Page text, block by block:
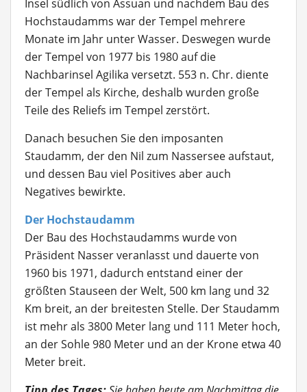
Insel südlich von Assuan und nachdem Bau des
Hochstaudamms war der Tempel mehrere
Monate im Jahr unter Wasser. Deswegen wurde
der Tempel von 1977 bis 1980 auf die
Nachbarinsel Agilika versetzt. 553 n. Chr. diente
der Tempel als Kirche, deshalb wurden große
Teile des Reliefs im Tempel zerstört.
Danach besuchen Sie den imposanten
Staudamm, der den Nil zum Nassersee aufstaut,
und dessen Bau viel Positives aber auch
Negatives bewirkte.
Der Hochstaudamm
Der Bau des Hochstaudamms wurde von
Präsident Nasser veranlasst und dauerte von
1960 bis 1971, dadurch entstand einer der
größten Stauseen der Welt, 500 km lang und 32
Km breit, an der breitesten Stelle. Der Staudamm
ist mehr als 3800 Meter lang und 111 Meter hoch,
an der Sohle 980 Meter und an der Krone etwa 40
Meter breit.